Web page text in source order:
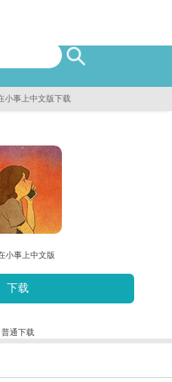
小事上中文版下载
小事上中文版
下载
普通下载